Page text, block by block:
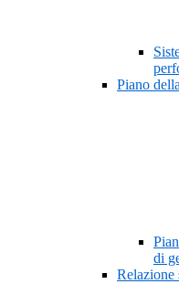
Piano
di
Relazione